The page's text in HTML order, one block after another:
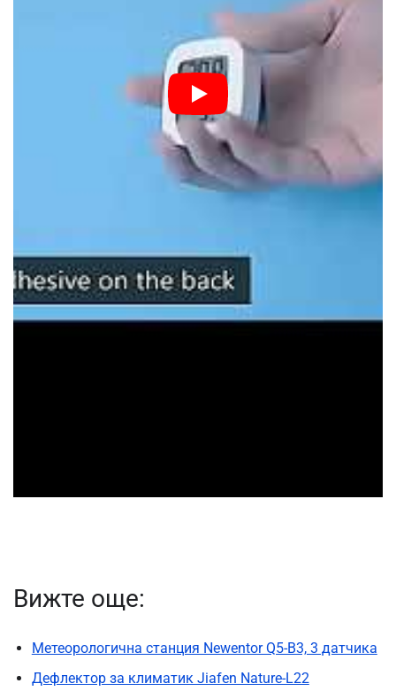
Вижте още:
Метеорологична станция Newentor Q5-B3, 3 датчика
Дефлектор за климатик Jiafen Nature-L22